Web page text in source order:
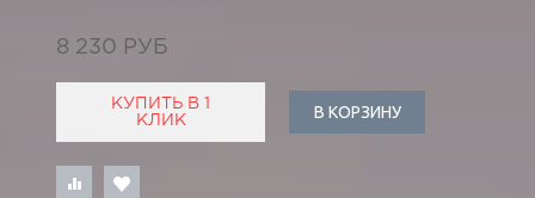
8 230 РУБ
КУПИТЬ В 1
КЛИК
В КОРЗИНУ